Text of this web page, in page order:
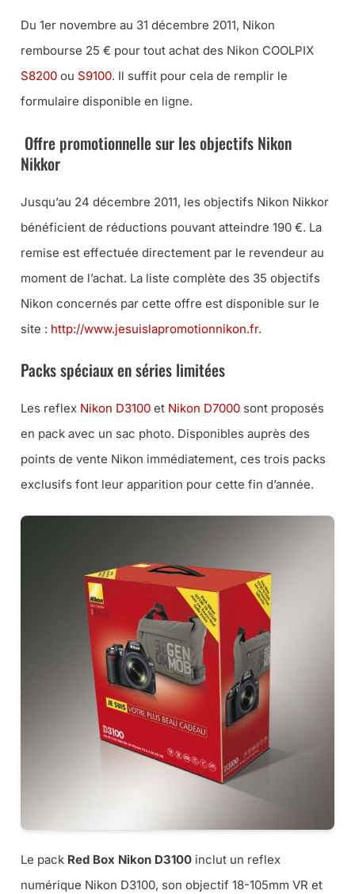
Du 1er novembre au 31 décembre 2011, Nikon
rembourse 25 € pour tout achat des Nikon COOLPIX
S8200 ou S9100. Il suffit pour cela de remplir le
formulaire disponible en ligne.
Offre promotionnelle sur les objectifs Nikon
Nikkor
Jusqu’au 24 décembre 2011, les objectifs Nikon Nikkor
bénéficient de réductions pouvant atteindre 190 €. La
remise est effectuée directement par le revendeur au
moment de l’achat. La liste complète des 35 objectifs
Nikon concernés par cette offre est disponible sur le
site : http://www.jesuislapromotionnikon.fr.
Packs spéciaux en séries limitées
Les reflex Nikon D3100 et Nikon D7000 sont proposés
en pack avec un sac photo. Disponibles auprès des
points de vente Nikon immédiatement, ces trois packs
exclusifs font leur apparition pour cette fin d’année.
Le pack Red Box Nikon D3100 inclut un reflex
numérique Nikon D3100, son objectif 18-105mm VR et